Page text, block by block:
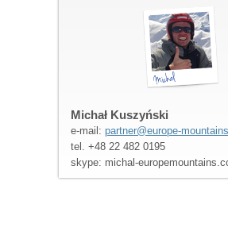
Michał Kuszyński
e-mail: partner@europe-
tel. +48 22 482 0195
skype: michal-